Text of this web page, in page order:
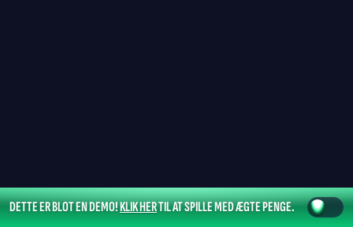
DETTE ER BLOT EN DEMO!KLIK HERTIL AT SPILLE MED ÆGTE PENGE.